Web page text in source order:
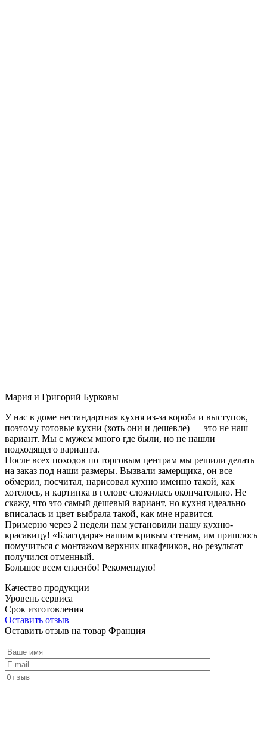
Мария и Григорий Бурковы
У нас в доме нестандартная кухня из-за короба и выступов,
поэтому готовые кухни (хоть они и дешевле) — это не наш
вариант. Мы с мужем много где были, но не нашли
подходящего варианта.
После всех походов по торговым центрам мы решили делать
на заказ под наши размеры. Вызвали замерщика, он все
обмерил, посчитал, нарисовал кухню именно такой, как
хотелось, и картинка в голове сложилась окончательно. Не
скажу, что это самый дешевый вариант, но кухня идеально
вписалась и цвет выбрала такой, как мне нравится.
Примерно через 2 недели нам установили нашу кухню-
красавицу! «Благодаря» нашим кривым стенам, им пришлось
помучиться с монтажом верхних шкафчиков, но результат
получился отменный.
Большое всем спасибо! Рекомендую!
Качество продукции
Уровень сервиса
Срок изготовления
Оставить отзыв
Оставить отзыв на товар Франция